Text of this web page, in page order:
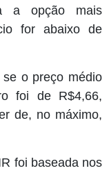
a opção mais
for abaixo de
o preço médio
foi de R$4,66,
de, no máximo,
foi baseada nos